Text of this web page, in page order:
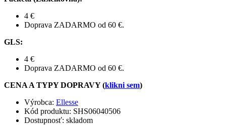
4 €
Doprava ZADARMO od 60 €.
GLS:
4 €
Doprava ZADARMO od 60 €.
CENA A TYPY DOPRAVY (klikni sem)
Výrobca: Ellesse
Kód produktu: SHS06040506
Dostupnosť: skladom